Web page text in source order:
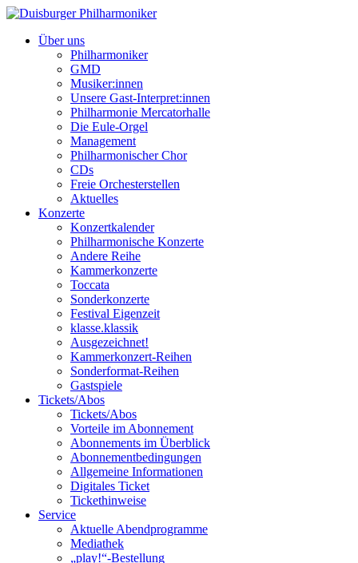
Über uns
Philharmoniker
GMD
Musiker:innen
Unsere Gast-Interpret:innen
Philharmonie Mercatorhalle
Die Eule-Orgel
Management
Philharmonischer Chor
CDs
Freie Orchesterstellen
Aktuelles
Konzerte
Konzertkalender
Philharmonische Konzerte
Andere Reihe
Kammerkonzerte
Toccata
Sonderkonzerte
Festival Eigenzeit
klasse.klassik
Ausgezeichnet!
Kammerkonzert-Reihen
Sonderformat-Reihen
Gastspiele
Tickets/Abos
Tickets/Abos
Vorteile im Abonnement
Abonnements im Überblick
Abonnement­bedingungen
Allgemeine Informationen
Digitales Ticket
Ticket­hinweise
Service
Aktuelle Abendprogramme
Mediathek
„play!“-Bestellung